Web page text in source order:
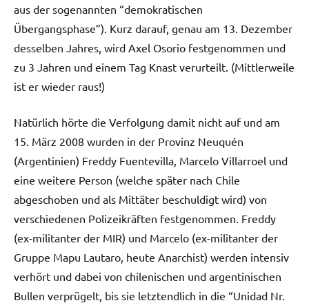
aus der sogenannten “demokratischen
Übergangsphase”). Kurz darauf, genau am 13. Dezember
desselben Jahres, wird Axel Osorio festgenommen und
zu 3 Jahren und einem Tag Knast verurteilt. (Mittlerweile
ist er wieder raus!)
Natürlich hörte die Verfolgung damit nicht auf und am
15. März 2008 wurden in der Provinz Neuquén
(Argentinien) Freddy Fuentevilla, Marcelo Villarroel und
eine weitere Person (welche später nach Chile
abgeschoben und als Mittäter beschuldigt wird) von
verschiedenen Polizeikräften festgenommen. Freddy
(ex-militanter der MIR) und Marcelo (ex-militanter der
Gruppe Mapu Lautaro, heute Anarchist) werden intensiv
verhört und dabei von chilenischen und argentinischen
Bullen verprügelt, bis sie letztendlich in die “Unidad Nr.